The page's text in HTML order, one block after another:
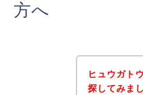
方へ
ヒュウガト
探してみま